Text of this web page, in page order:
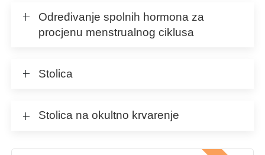
Određivanje spolnih hormona za
procjenu menstrualnog ciklusa
Stolica
Stolica na okultno krvarenje